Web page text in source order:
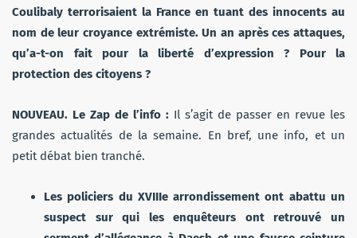
Coulibaly terrorisaient la France en tuant des innocents au
nom de leur croyance extrémiste. Un an après ces attaques,
qu’a-t-on fait pour la liberté d’expression ? Pour la
protection des citoyens ?
NOUVEAU. Le Zap de l’info : Il s’agit de passer en revue les
grandes actualités de la semaine. En bref, une info, et un
petit débat bien tranché.
Les policiers du XVIIIearrondissement ont abattu un
suspect sur qui les enquêteurs ont retrouvé un